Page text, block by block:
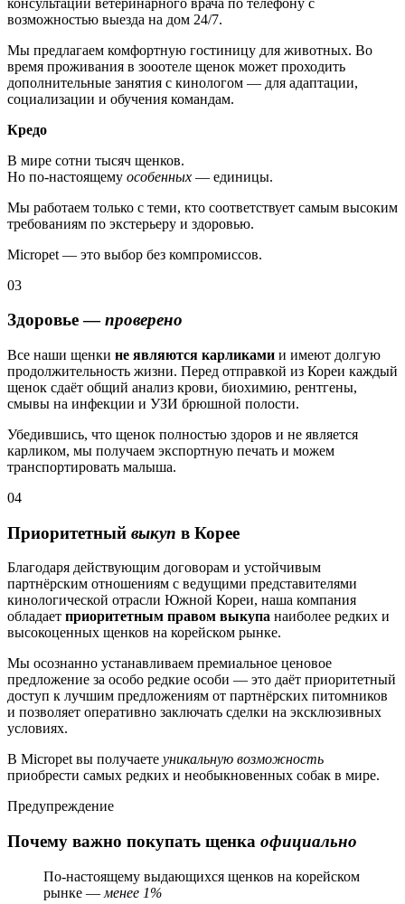
возможностью выезда на дом 24/7.
Мы предлагаем комфортную гостиницу для животных. Во
время проживания в зооотеле щенок может проходить
дополнительные занятия с кинологом — для адаптации,
социализации и обучения командам.
Кредо
В мире сотни тысяч щенков.
Но по-настоящему особенных — единицы.
Мы работаем только с теми, кто соответствует самым высоким
требованиям по экстерьеру и здоровью.
Micropet — это выбор без компромиссов.
03
Здоровье —проверено
Все наши щенки не являются карликами и имеют долгую
продолжительность жизни. Перед отправкой из Кореи каждый
щенок сдаёт общий анализ крови, биохимию, рентгены,
смывы на инфекции и УЗИ брюшной полости.
Убедившись, что щенок полностью здоров и не является
карликом, мы получаем экспортную печать и можем
транспортировать малыша.
04
Приоритетный выкуп в Корее
Благодаря действующим договорам и устойчивым
партнёрским отношениям с ведущими представителями
кинологической отрасли Южной Кореи, наша компания
обладает приоритетным правом выкупа наиболее редких и
высокоценных щенков на корейском рынке.
Мы осознанно устанавливаем премиальное ценовое
предложение за особо редкие особи — это даёт приоритетный
доступ к лучшим предложениям от партнёрских питомников
и позволяет оперативно заключать сделки на эксклюзивных
условиях.
В Micropet вы получаете уникальную возможность
приобрести самых редких и необыкновенных собак в мире.
Предупреждение
Почему важно покупать щенка официально
По-настоящему выдающихся щенков на корейском
рынке — менее 1%